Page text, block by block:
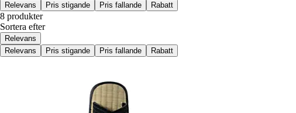
Relevans
Pris stigande Pris fallande Rabatt
8 produkter
Sortera efter
Relevans
Relevans
Pris stigande Pris fallande Rabatt